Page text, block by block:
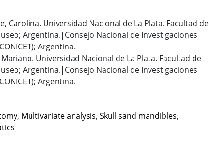
Carolina. Universidad Nacional de La Plata. Facultad de
Argentina.|Consejo Nacional de Investigaciones
Argentina.
Universidad Nacional de La Plata. Facultad de
Argentina.|Consejo Nacional de Investigaciones
Argentina.
, Multivariate analysis, Skull sand mandibles,